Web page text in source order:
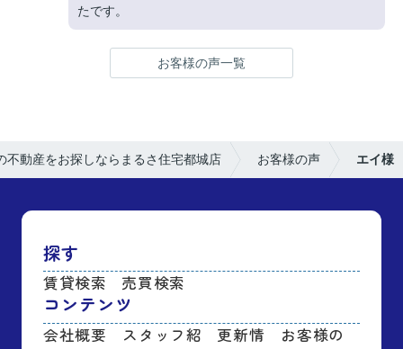
たです。
お客様の声一覧
不動産をお探しならまるさ住宅都城店 お客様の声 エイ様
探す
賃貸検索 売買検索
コンテンツ
会社概要
スタッフ紹
更新情
お客様の